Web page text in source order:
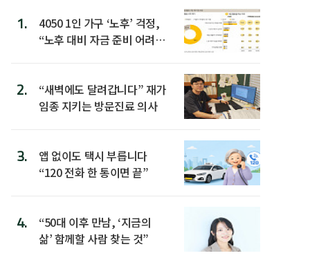
1.
4050 1인 가구 ‘노후’ 걱정,
“노후 대비 자금 준비 어려
2.
“새벽에도 달려갑니다” 재가
임종 지키는 방문진료 의사
3.
앱 없이도 택시 부릅니다
“120 전화 한 통이면 끝”
4.
“50대 이후 만남, ‘지금의
삶’ 함께할 사람 찾는 것”